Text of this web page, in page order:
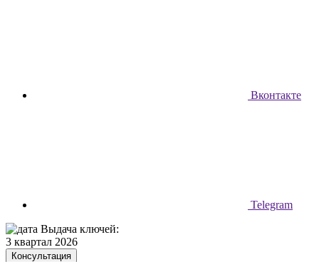
Вконтакте
Telegram
Выдача ключей:
3 квартал 2026
Консультация